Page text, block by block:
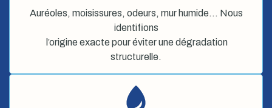
Auréoles, moisissures, odeurs, mur humide… Nous
identifions
l’origine exacte pour éviter une dégradation
structurelle.